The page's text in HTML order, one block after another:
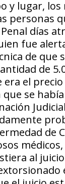
y lugar, los
personas
días
fue
de que
de
era el
se
de
al